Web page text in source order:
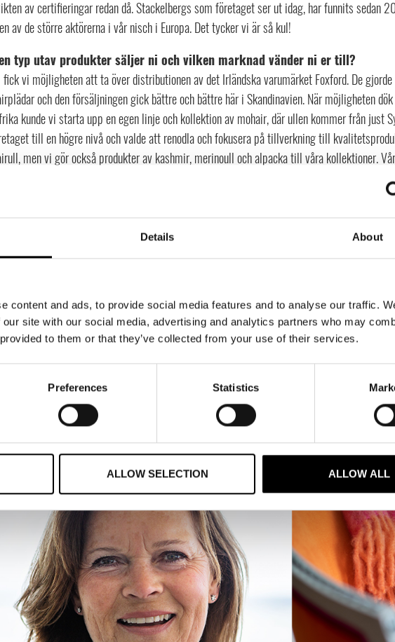
Details About
content and ads, to provide social media features and to analyse our traffic.
site with our social media, advertising and analytics partners who may
to them or that they’ve collected from your use of their services.
Preferences Statistics
ALLOW SELECTION ALLOW ALL
av certifieringar redan då. Stackelbergs som företaget ser ut idag, har funnits sedan
av de större aktörerna i vår nisch i Europa. Det tycker vi är så kul!
typ utav produkter säljer ni och vilken marknad vänder ni er till?
vi möjligheten att ta över distributionen av det Irländska varumärket Foxford. De
och den försäljningen gick bättre och bättre här i Skandinavien. När möjligheten
kunde vi starta upp en egen linje och kollektion av mohair, där ullen kommer från just
till en högre nivå och valde att renodla och fokusera på tillverkning till
men vi gör också produkter av kashmir, merinoull och alpacka till våra kollektioner.
senare år har vi även etablerat ökad försäljning och export till bland annat Tyskland,
står högt på agendan i dessa tider, hur är det inom er
bestämde vi oss för att försöka tillverka så ”rena” produkter som möjligt. Men andra ord
som möjligt. Vilket har visat sig vara ett lyckokast med tanke på hur synen på
Vi tillverkar gärna så nära råvarukällan som möjligt, vi försöker besöka och ha god
besöker farmar, auktioner och fabriker på egen hand för ökad insyn och kontroll. Just
exporter, så vår uppfattning är att de är synnerligen noga med sin hantering och
Mohair har relativt nyligen fått en egen certifiering – Responsible Mohair Standard
tillverkning hela vägen. Faktum är att vi har tagit fram den första pläden tillverkad i
vilket vi så klart är jättestolta över. Målet är att hela kollektionen ska vara just